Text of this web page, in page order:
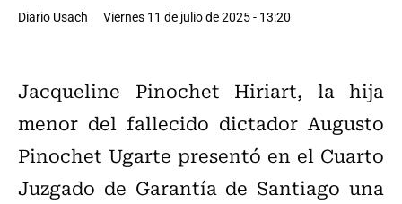
Diario Usach Viernes 11 de julio de 2025 - 13:20
Jacqueline Pinochet Hiriart, la hija
menor del fallecido dictador Augusto
Pinochet Ugarte presentó en el Cuarto
Juzgado de Garantía de Santiago una